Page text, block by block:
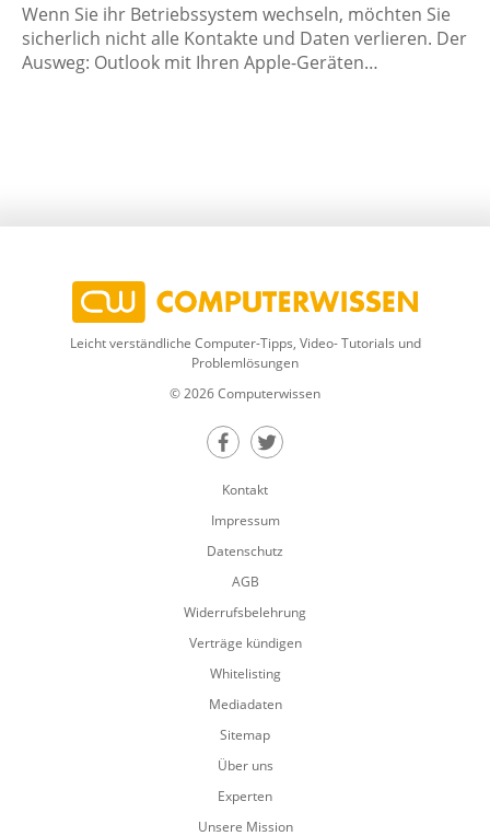
Wenn Sie ihr Betriebssystem wechseln, möchten Sie
sicherlich nicht alle Kontakte und Daten verlieren. Der
Ausweg: Outlook mit Ihren Apple-Geräten…
Leicht verständliche Computer-Tipps, Video- Tutorials und
Problemlösungen
© 2026 Computerwissen
Teilen auf Facebook
Teilen auf Twitter
Kontakt
Impressum
Datenschutz
AGB
Widerrufsbelehrung
Verträge kündigen
Whitelisting
Mediadaten
Sitemap
Über uns
Experten
Unsere Mission